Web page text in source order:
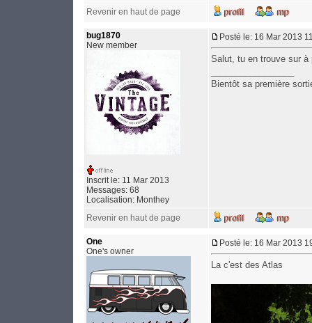
Revenir en haut de page
bug1870
New member
Inscrit le: 11 Mar 2013
Messages: 68
Localisation: Monthey
Posté le: 16 Mar 2013
Salut, tu en trouve sur
Bientôt sa première
Revenir en haut de page
One
One's owner
Posté le: 16 Mar 2013
La c'est des Atlas